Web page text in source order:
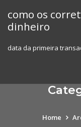
content
como os
dinheiro
data da primeira
Home